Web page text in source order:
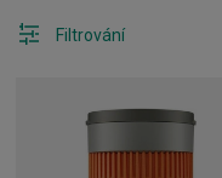
Filtrování